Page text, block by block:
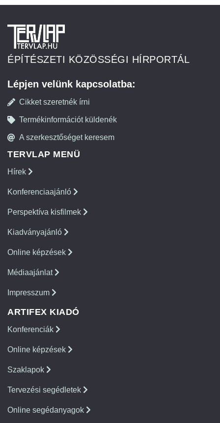
ÉPÍTÉSZETI KÖZÖSSÉGI HÍRPORTÁL
Lépjen velünk kapcsolatba:
Cikket szeretnék írni
Termékinformációt küldenék
A szerkesztőséget keresem
TERVLAP MENÜ
Hírek
Konferenciaajánló
Perspektíva kisfilmek
Kiadványajánló
Online képzések
Médiaajánlat
Impresszum
ARTIFEX KIADÓ
Konferenciák
Online képzések
Szaklapok
Tervezési segédletek
Online segédanyagok